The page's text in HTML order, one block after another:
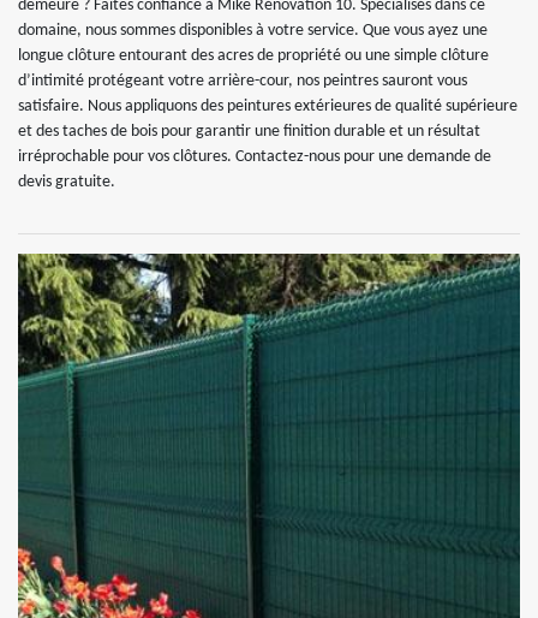
demeure ? Faites confiance à Mike Rénovation 10. Spécialisés dans ce
domaine, nous sommes disponibles à votre service. Que vous ayez une
longue clôture entourant des acres de propriété ou une simple clôture
d’intimité protégeant votre arrière-cour, nos peintres sauront vous
satisfaire. Nous appliquons des peintures extérieures de qualité supérieure
et des taches de bois pour garantir une finition durable et un résultat
irréprochable pour vos clôtures. Contactez-nous pour une demande de
devis gratuite.